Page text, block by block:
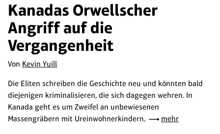
Kanadas Orwellscher
Angriff auf die
Vergangenheit
Von Kevin Yuill
Die Eliten schreiben die Geschichte neu und könnten bald
diejenigen kriminalisieren, die sich dagegen wehren. In
Kanada geht es um Zweifel an unbewiesenen
Massengräbern mit Ureinwohnerkindern.
mehr